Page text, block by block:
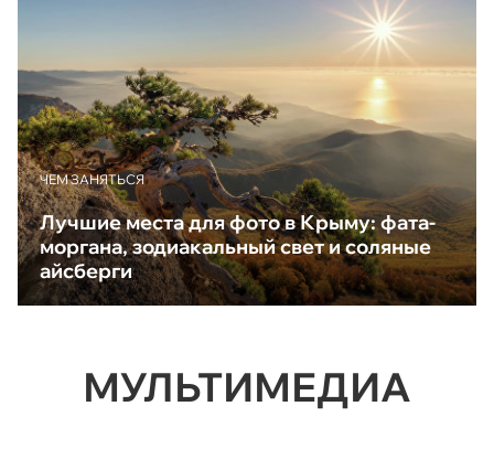
ЧЕМ ЗАНЯТЬСЯ
Лучшие места для фото в Крыму: фата-
моргана, зодиакальный свет и соляные
айсберги
МУЛЬТИМЕДИА